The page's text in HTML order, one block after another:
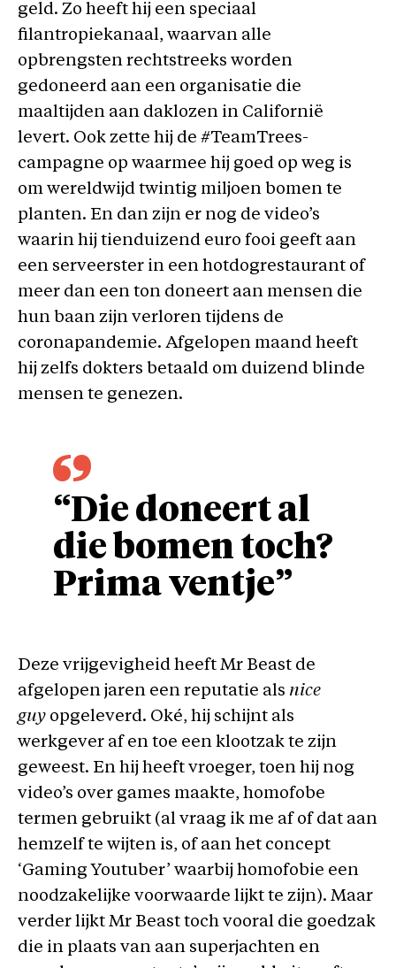
geld. Zo heeft hij een speciaal
filantropiekanaal, waarvan alle
opbrengsten rechtstreeks worden
gedoneerd aan een organisatie die
maaltijden aan daklozen in Californië
levert. Ook zette hij de #TeamTrees-
campagne op waarmee hij goed op weg is
om wereldwijd twintig miljoen bomen te
planten. En dan zijn er nog de video’s
waarin hij tienduizend euro fooi geeft aan
een serveerster in een hotdogrestaurant of
meer dan een ton doneert aan mensen die
hun baan zijn verloren tijdens de
coronapandemie. Afgelopen maand heeft
hij zelfs dokters betaald om duizend blinde
mensen te genezen.
“Die doneert al
die bomen toch?
Prima ventje”
Deze vrijgevigheid heeft Mr Beast de
afgelopen jaren een reputatie als nice
guy opgeleverd. Oké, hij schijnt als
werkgever af en toe een klootzak te zijn
geweest. En hij heeft vroeger, toen hij nog
video’s over games maakte, homofobe
termen gebruikt (al vraag ik me af of dat aan
hemzelf te wijten is, of aan het concept
‘Gaming Youtuber’ waarbij homofobie een
noodzakelijke voorwaarde lijkt te zijn). Maar
verder lijkt Mr Beast toch vooral die goedzak
die in plaats van aan superjachten en